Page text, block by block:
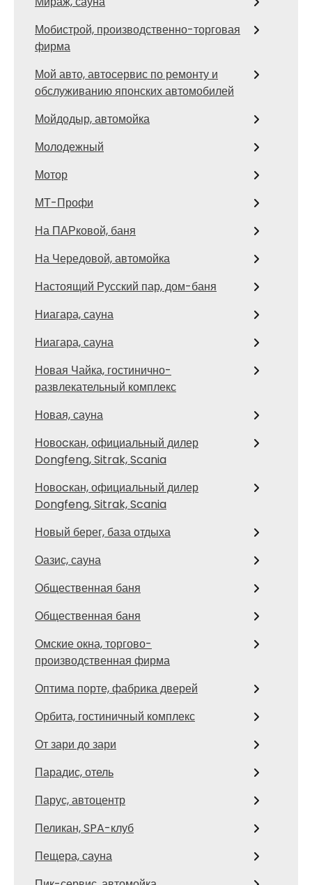
Мобистрой, производственно-торговая
фирма
Мой авто, автосервис по ремонту и
обслуживанию японских автомобилей
Мойдодыр, автомойка
Молодежный
Мотор
МТ-Профи
На ПАРковой, баня
На Чередовой, автомойка
Настоящий Русский пар, дом-баня
Ниагара, сауна
Ниагара, сауна
Новая Чайка, гостинично-
развлекательный комплекс
Новая, сауна
Новоcкан, официальный дилер
Dongfeng, Sitrak, Scania
Новоcкан, официальный дилер
Dongfeng, Sitrak, Scania
Новый берег, база отдыха
Оазис, сауна
Общественная баня
Общественная баня
Омские окна, торгово-
производственная фирма
Оптима порте, фабрика дверей
Орбита, гостиничный комплекс
От зари до зари
Парадис, отель
Парус, автоцентр
Пеликан, SPA-клуб
Пещера, сауна